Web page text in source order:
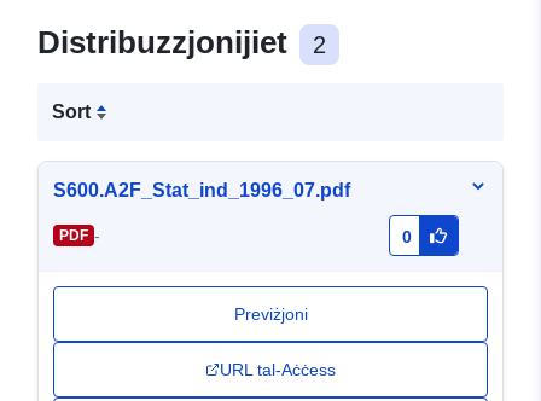
Distribuzzjonijiet 2
Sort
S600.A2F_Stat_ind_1996_07.pdf
PDF - 0
Previżjoni
URL tal-Aċċess